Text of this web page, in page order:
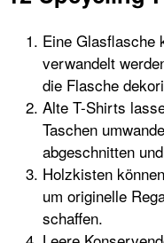
Eine Glasflasche
verwandelt
die Flasche
Alte T-Shirts
Taschen
abgeschnitten
Holzkisten
um originelle
schaffen.